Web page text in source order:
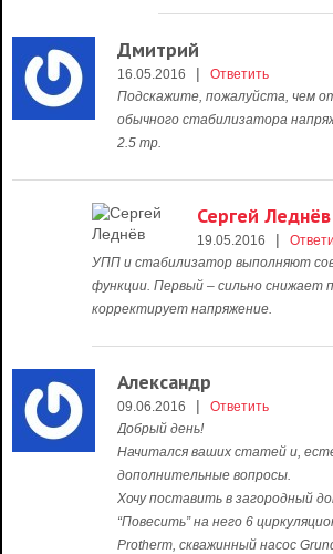
Дмитрий
16.05.2016 |
Ответить
Подскажите, пожалуйста, чем
обычного стабилизатора
2.5 тр.
Сергей Леднёв
19.05.2016 |
УПП и стабилизатор выполняют
функции. Первый – сильно снижает
корректирует напряжение.
Александр
09.06.2016 |
Ответить
Добрый день!
Начитался ваших статей и,
дополнительные вопросы.
Хочу поставить в загородный
“Повесить” на него 6
Protherm, скважинный насос